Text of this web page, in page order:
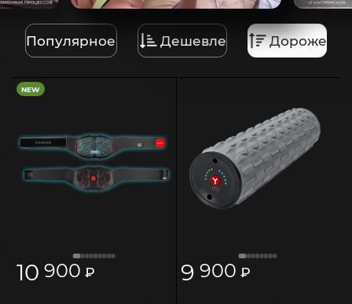
Популярное Дешевле Дороже
NEW
10 900 ₽ 9 900 ₽